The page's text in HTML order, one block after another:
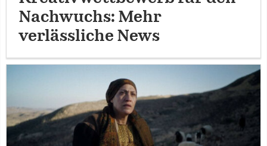
Nachwuchs: Mehr
verlässliche News